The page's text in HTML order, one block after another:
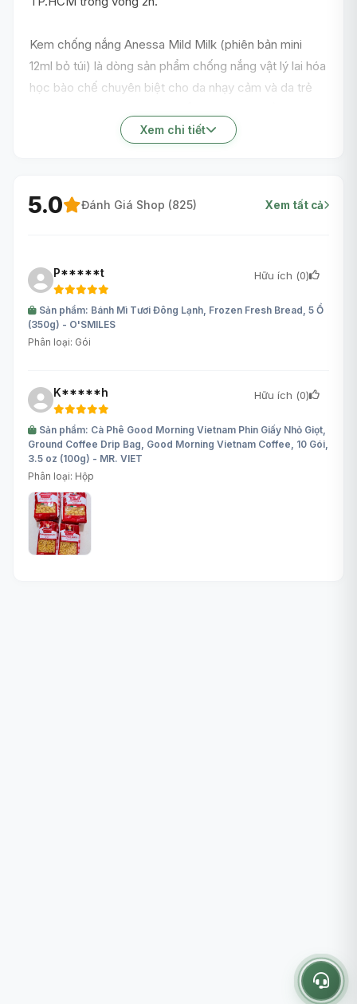
Kem chống nắng Anessa Mild Milk (phiên bản mini
12ml bỏ túi) là dòng sản phẩm chống nắng vật lý lai hóa
học bào chế chuyên biệt cho da nhạy cảm và da trẻ
màu, không mùi, không paraben, không dầu khoáng.
siêu nhẹ dịu, không bít tắc lỗ chân lông.
Xem chi tiết
5.0 Đánh Giá Shop (825) Xem tất cả
P*****t Hữu ích (0)
Sản phẩm: Bánh Mì Tươi Đông Lạnh, Frozen Fresh Bread, 5 Ổ
(350g) - O'SMILES
Phân loại: Gói
K*****h Hữu ích (0)
Sản phẩm: Cà Phê Good Morning Vietnam Phin Giấy Nhỏ Giọt,
Ground Coffee Drip Bag, Good Morning Vietnam Coffee, 10 Gói,
3.5 oz (100g) - MR. VIET
Phân loại: Hộp